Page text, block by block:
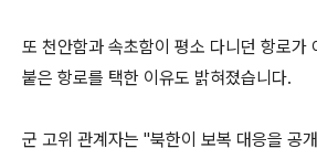
또 천안함과 속초함이 평소 다니던 항로가
붙은 항로를 택한 이유도 밝혀졌습니다.
군 고위 관계자는 "북한이 보복 대응을 공